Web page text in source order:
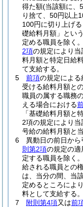
得た額(当該額に、
り捨て、50円以上
100円に切り上げ
礎給料月額」とい
定める職員を除く
2項の規定により
料月額と特定日給
て支給する。
5
前項の規定によ
受ける給料月額と
職員の属する職務
える場合における
「基礎給料月額と
2項の規定により
号給の給料月額と
6
異動日の前日か
則第2項の規定の適
定する職員を除く
給される職員との
は、当分の間、当
定めるところにより
料として支給する。
7
附則第4項又は前